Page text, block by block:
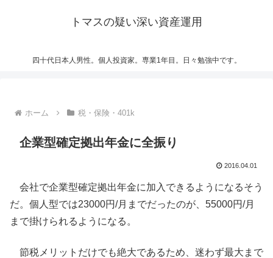
トマスの疑い深い資産運用
四十代日本人男性。個人投資家。専業1年目。日々勉強中です。
ホーム 税・保険・401k
企業型確定拠出年金に全振り
2016.04.01
会社で企業型確定拠出年金に加入できるようになるそう
だ。個人型では23000円/月までだったのが、55000円/月
まで掛けられるようになる。
節税メリットだけでも絶大であるため、迷わず最大まで